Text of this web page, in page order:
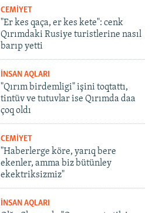
CEMİYET
"Er kes qaça, er kes kete": cenk
Qırımdaki Rusiye turistlerine nasıl
barıp yetti
İNSAN AQLARI
"Qırım birdemligi" işini toqtattı,
tintüv ve tutuvlar ise Qırımda daa
çoq oldı
CEMİYET
"Haberlerge köre, yarıq bere
ekenler, amma biz bütünley
ekektriksizmiz"
İNSAN AQLARI